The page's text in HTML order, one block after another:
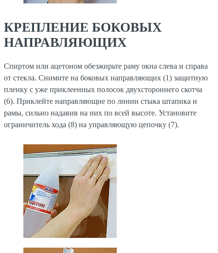
КРЕПЛЕНИЕ БОКОВЫХ
НАПРАВЛЯЮЩИХ
Спиртом или ацетоном обезжирьте раму окна слева и справа
от стекла. Снимите на боковых направляющих (1) защитную
пленку с уже приклеенных полосок двухстороннего скотча
(6). Приклейте направляющие по линии стыка штапика и
рамы, сильно надавив на них по всей высоте. Установите
ограничитель хода (8) на управляющую цепочку (7).